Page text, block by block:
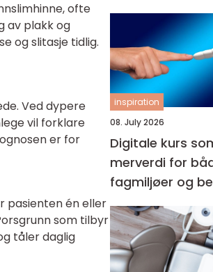
ofte
av plakk og
og slitasje tidlig.
Ved dypere
vil forklare
er for
pasienten én eller
som tilbyr
tåler daglig
inspiration
08. July 2026
Digitale kurs
merverdi for
fagmiljøer og